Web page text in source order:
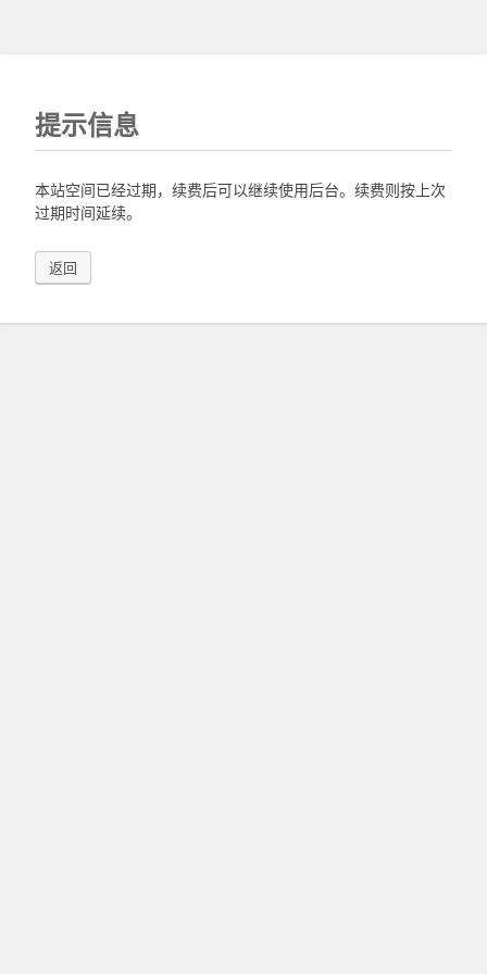
提示信息
本站空间已经过期，续费后可以继续使用后台。续费则按上次
过期时间延续。
返回